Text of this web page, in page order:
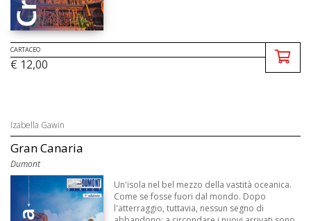
CARTACEO
€ 12,00
Izabella Gawin
Gran Canaria
Dumont
Un'isola nel bel mezzo della vastità oceanica.
Come se fosse fuori dal mondo. Dopo
l'atterraggio, tuttavia, nessun segno di